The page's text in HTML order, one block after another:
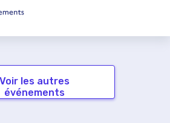
Voir les autres
événements